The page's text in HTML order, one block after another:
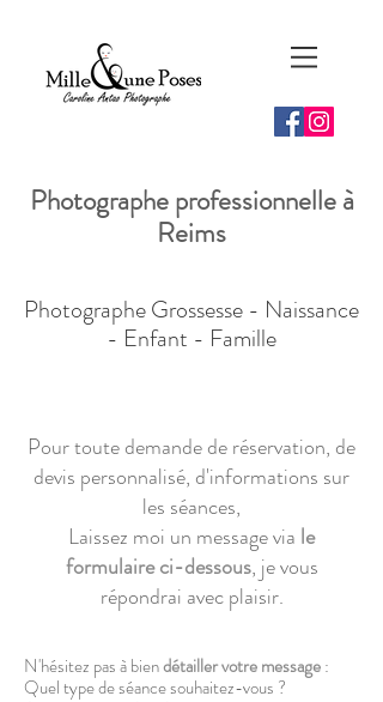
Photographe professionnelle à
Reims
Photographe Grossesse - Naissance
- Enfant - Famille
​Pour toute demande deréservation, de
devis personnalisé, d'informations sur
les séances,
Laissez moi un message via le
formulaire ci-dessous, je vous
répondrai avec plaisir.
N'hésitez pas à biendétailler votre message:
Quel type de séance souhaitez-vous ?